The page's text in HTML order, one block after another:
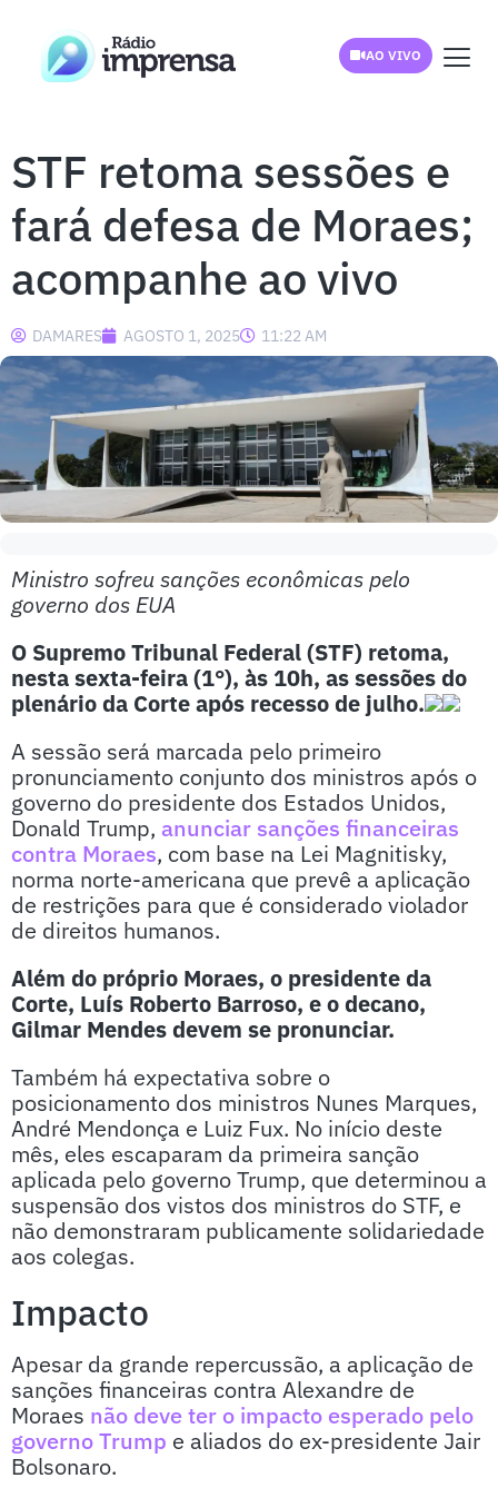
AO VIVO
STF retoma sessões e
fará defesa de Moraes;
acompanhe ao vivo
DAMARES AGOSTO 1, 2025 11:22 AM
Ministro sofreu sanções econômicas pelo
governo dos EUA
O Supremo Tribunal Federal (STF) retoma,
nesta sexta-feira (1°), às 10h, as sessões do
plenário da Corte após recesso de julho.
A sessão será marcada pelo primeiro
pronunciamento conjunto dos ministros após o
governo do presidente dos Estados Unidos,
Donald Trump, anunciar sanções financeiras
contra Moraes, com base na Lei Magnitisky,
norma norte-americana que prevê a aplicação
de restrições para que é considerado violador
de direitos humanos.
Além do próprio Moraes, o presidente da
Corte, Luís Roberto Barroso, e o decano,
Gilmar Mendes devem se pronunciar.
Também há expectativa sobre o
posicionamento dos ministros Nunes Marques,
André Mendonça e Luiz Fux. No início deste
mês, eles escaparam da primeira sanção
aplicada pelo governo Trump, que determinou a
suspensão dos vistos dos ministros do STF, e
não demonstraram publicamente solidariedade
aos colegas.
Impacto
Apesar da grande repercussão, a aplicação de
sanções financeiras contra Alexandre de
Moraes não deve ter o impacto esperado pelo
governo Trump e aliados do ex-presidente Jair
Bolsonaro.